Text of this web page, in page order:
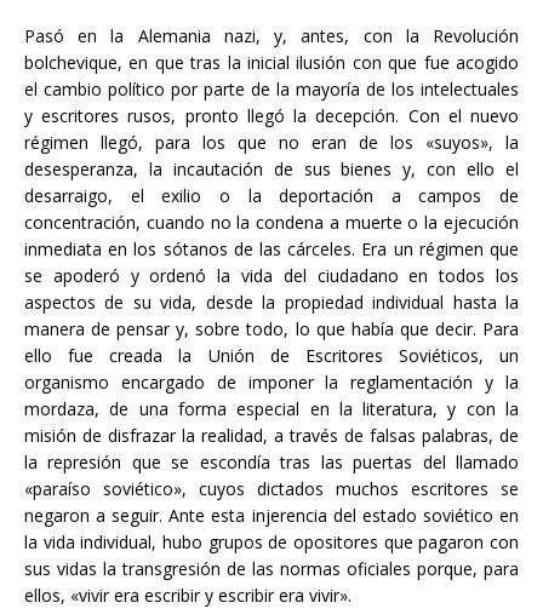
Pasó en la Alemania nazi, y, antes, con la Revolución
bolchevique, en que tras la inicial ilusión con que fue acogido
el cambio político por parte de la mayoría de los intelectuales
y escritores rusos, pronto llegó la decepción. Con el nuevo
régimen llegó, para los que no eran de los «suyos», la
desesperanza, la incautación de sus bienes y, con ello el
desarraigo, el exilio o la deportación a campos de
concentración, cuando no la condena a muerte o la ejecución
inmediata en los sótanos de las cárceles. Era un régimen que
se apoderó y ordenó la vida del ciudadano en todos los
aspectos de su vida, desde la propiedad individual hasta la
manera de pensar y, sobre todo, lo que había que decir. Para
ello fue creada la Unión de Escritores Soviéticos, un
organismo encargado de imponer la reglamentación y la
mordaza, de una forma especial en la literatura, y con la
misión de disfrazar la realidad, a través de falsas palabras, de
la represión que se escondía tras las puertas del llamado
«paraíso soviético», cuyos dictados muchos escritores se
negaron a seguir. Ante esta injerencia del estado soviético en
la vida individual, hubo grupos de opositores que pagaron con
sus vidas la transgresión de las normas oficiales porque, para
ellos, «vivir era escribir y escribir era vivir».